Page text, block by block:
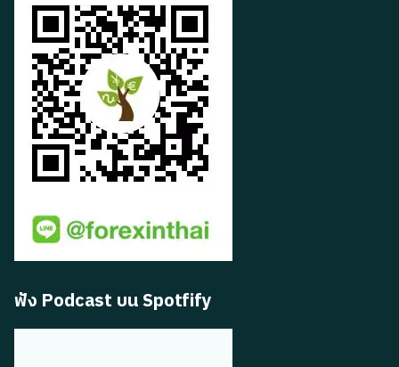
ฟัง Podcast บน Spotfify